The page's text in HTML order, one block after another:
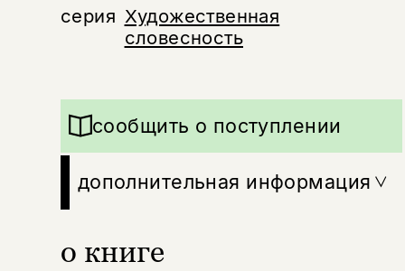
серия Художественная
словесность
о книге
сообщить о поступлении
дополнительная информация